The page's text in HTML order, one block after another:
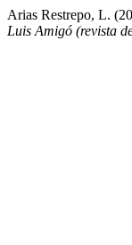
Arias Restrepo, L.
Luis Amigó (revista